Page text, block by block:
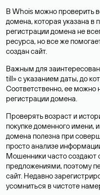
В Whois можно проверить
домена, которая указана в
регистрации домена не
ресурса, но все же
создан сайт.
Важным для
till» с указанием даты, до
Соответственно, ее можно
регистрации домена.
Проверять возраст и
покупке доменного имени,
домена полезна при
просто анализе
Мошенники часто создают
предложениями, поэтому
сайт. Недавно
усомниться в чистоте